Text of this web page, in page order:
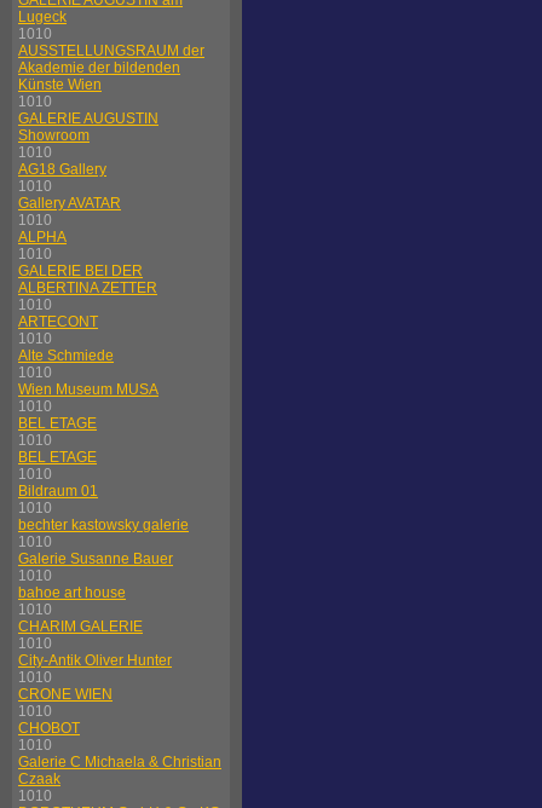
Lugeck
1010
AUSSTELLUNGSRAUM der
Akademie der bildenden
Künste Wien
1010
GALERIE AUGUSTIN
Showroom
1010
AG18 Gallery
1010
Gallery AVATAR
1010
ALPHA
1010
GALERIE BEI DER
ALBERTINA ZETTER
1010
ARTECONT
1010
Alte Schmiede
1010
Wien Museum MUSA
1010
BEL ETAGE
1010
BEL ETAGE
1010
Bildraum 01
1010
bechter kastowsky galerie
1010
Galerie Susanne Bauer
1010
bahoe art house
1010
CHARIM GALERIE
1010
City-Antik Oliver Hunter
1010
CRONE WIEN
1010
CHOBOT
1010
Galerie C Michaela & Christian
Czaak
1010